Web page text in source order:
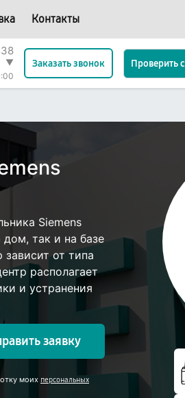
Контакты
▼
Заказать звонок Проверить
Siemens
так и на базе
от типа
располагает
и устранения
заявку
моих персональных